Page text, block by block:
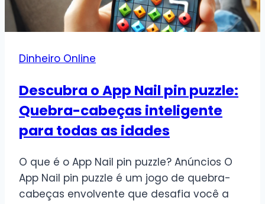
Dinheiro Online
Descubra o App Nail pin puzzle:
Quebra-cabeças inteligente
para todas as idades
O que é o App Nail pin puzzle? Anúncios O
App Nail pin puzzle é um jogo de quebra-
cabeças envolvente que desafia você a